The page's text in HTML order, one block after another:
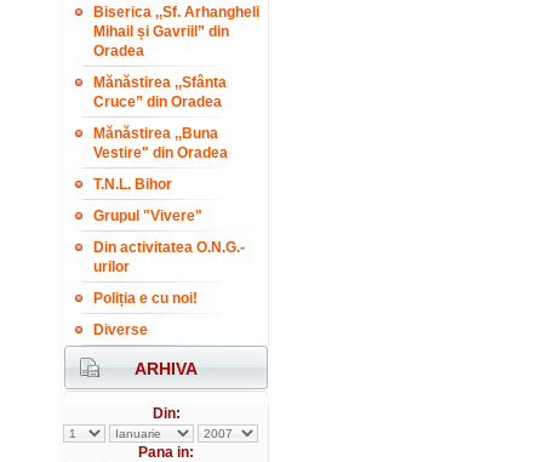
Biserica ,,Sf. Arhangheli
Mihail și Gavriil” din
Oradea
Mănăstirea ,,Sfânta
Cruce” din Oradea
Mănăstirea ,,Buna
Vestire" din Oradea
T.N.L. Bihor
Grupul "Vivere"
Din activitatea O.N.G.-
urilor
Poliția e cu noi!
Diverse
ARHIVA
Din:
Pana in: